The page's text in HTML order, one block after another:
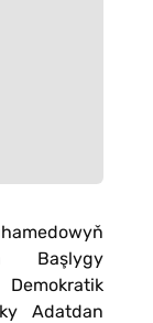
Başlygy
Adatdan